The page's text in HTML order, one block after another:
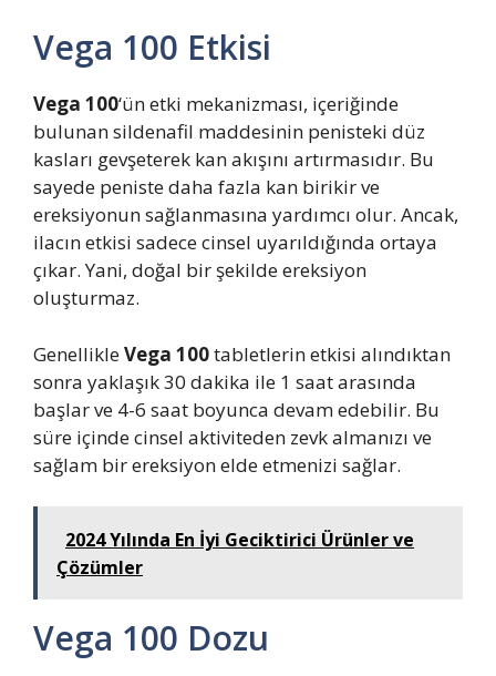
Vega 100 Etkisi
Vega 100‘ün etki mekanizması, içeriğinde
bulunan sildenafil maddesinin penisteki düz
kasları gevşeterek kan akışını artırmasıdır. Bu
sayede peniste daha fazla kan birikir ve
ereksiyonun sağlanmasına yardımcı olur. Ancak,
ilacın etkisi sadece cinsel uyarıldığında ortaya
çıkar. Yani, doğal bir şekilde ereksiyon
oluşturmaz.
GenellikleVega 100tabletlerin etkisi alındıktan
sonra yaklaşık 30 dakika ile 1 saat arasında
başlar ve 4-6 saat boyunca devam edebilir. Bu
süre içinde cinsel aktiviteden zevk almanızı ve
sağlam bir ereksiyon elde etmenizi sağlar.
2024 Yılında En İyi Geciktirici Ürünler ve
Çözümler
Vega 100 Dozu